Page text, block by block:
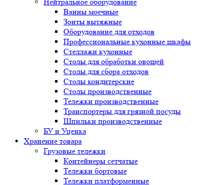
Ванны моечные
Зонты вытяжные
Оборудование для отходов
Профессиональные кухонные шкафы
Стеллажи кухонные
Столы для обработки овощей
Столы для сбора отходов
Столы кондитерские
Столы производственные
Тележки производственные
Транспортеры для грязной посуды
Шпильки производственные
БУ и Уценка
Хранение товара
Грузовые тележки
Контейнеры сетчатые
Тележки бортовые
Тележки платформенные